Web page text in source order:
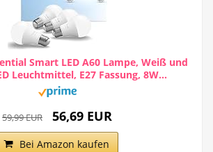
Smart LED A60 Lampe, Weiß und
Leuchtmittel, E27 Fassung, 8W...
59,99 EUR 56,69 EUR
Bei Amazon kaufen